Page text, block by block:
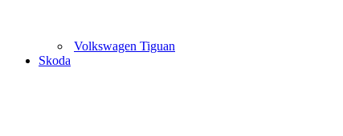
Volkswagen Tiguan
Skoda